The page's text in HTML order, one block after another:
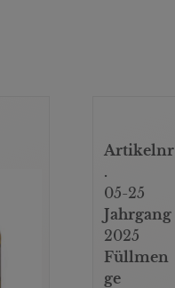
Artikelnr
.
05-25
Jahrgang
2025
Füllmen
ge